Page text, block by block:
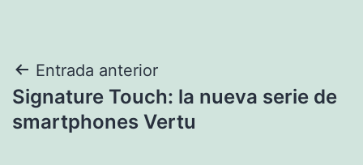
Navegación
de
Entrada anterior
Signature Touch: la nueva serie de
smartphones Vertu